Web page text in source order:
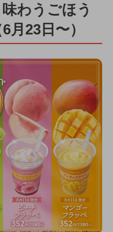
わうごほう
23日〜）